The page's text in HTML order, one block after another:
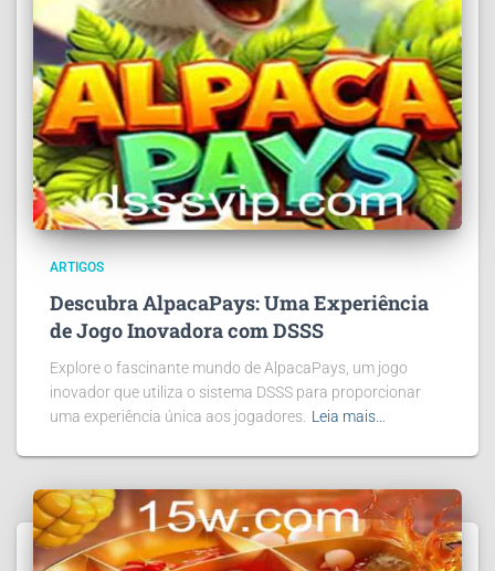
ARTIGOS
Descubra AlpacaPays: Uma Experiência
de Jogo Inovadora com DSSS
Explore o fascinante mundo de AlpacaPays, um jogo
inovador que utiliza o sistema DSSS para proporcionar
uma experiência única aos jogadores. Leia mais…